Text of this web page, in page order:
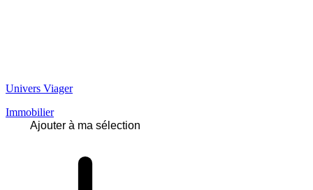
Univers Viager
Immobilier
Ajouter à ma sélection